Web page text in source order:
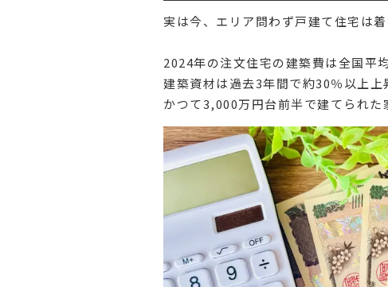
実は今、エリア問わず戸建て住宅は
2024年の注文住宅の建築費は全国平
建築資材は過去3年間で約30％以上上
かつて3,000万円台前半で建てられ